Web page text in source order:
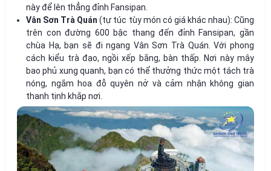
này để lên thẳng đỉnh Fansipan.
Vân Sơn Trà Quán (tự túc tùy món có giá khác nhau): Cũng
trên con đường 600 bậc thang đến đỉnh Fansipan, gần
chùa Hạ, bạn sẽ đi ngang Vân Sơn Trà Quán. Với phong
cách kiểu trà đạo, ngồi xếp bằng, bàn thấp. Nơi này mây
bao phủ xung quanh, bạn có thể thưởng thức một tách trà
nóng, ngắm hoa đỗ quyên nở và cảm nhận không gian
thanh tịnh khắp nơi.